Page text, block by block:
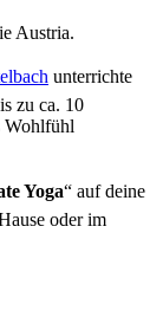
Austria.
unterrichte
zu ca. 10
Wohlfühl
Yoga“ auf deine
oder im